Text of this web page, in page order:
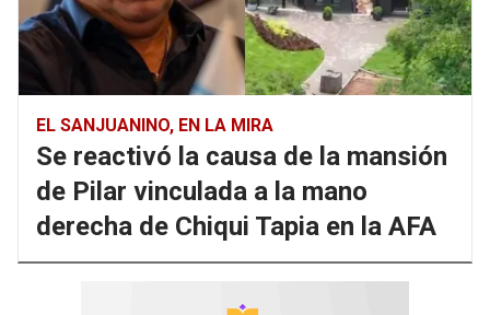
EL SANJUANINO, EN LA MIRA
Se reactivó la causa de la mansión
de Pilar vinculada a la mano
derecha de Chiqui Tapia en la AFA